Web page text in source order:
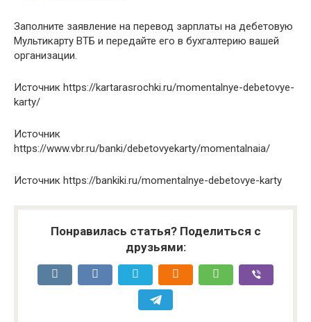
Заполните заявление на перевод зарплаты на дебетовую
Мультикарту ВТБ и передайте его в бухгалтерию вашей
организации.
Источник https://kartarasrochki.ru/momentalnye-debetovye-
karty/
Источник
https://www.vbr.ru/banki/debetovyekarty/momentalnaia/
Источник https://bankiki.ru/momentalnye-debetovye-karty
Понравилась статья? Поделиться с
друзьями: